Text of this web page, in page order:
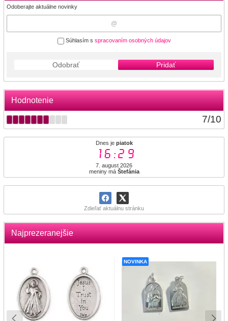
Odoberajte aktuálne novinky
Súhlasím s spracovaním osobných údajov
Odobrať Pridať
Hodnotenie
7/10
Dnes je piatok
16:29
7. august 2026
meniny má Štefánia
Zdieľať aktuálnu stránku
Najprezeranejšie
NOVINKA